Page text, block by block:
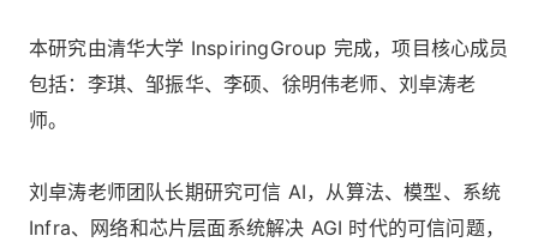
本研究由清华大学 InspiringGroup 完成，项目核心成员
包括：李琪、邹振华、李硕、徐明伟老师、刘卓涛老
师。
刘卓涛老师团队长期研究可信 AI，从算法、模型、系统
Infra、网络和芯片层面系统解决 AGI 时代的可信问题，